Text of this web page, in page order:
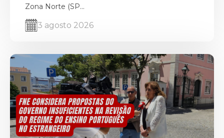
Zona Norte (SP...
3 agosto 2026